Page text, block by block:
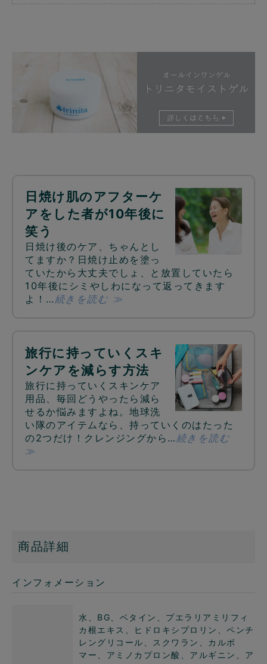
日焼け肌のアフターケ
アをした者が10年後に
笑う
日焼け後のケア、ちゃんとし
てますか？日焼け止めを塗っ
ていたから大丈夫でしょ、と放置していたら
10年後にシミやしわになって返ってきます
よ！…続きを読む ≫
旅行に持っていくスキ
ンケアを減らす方法
旅行に持っていくスキンケア
用品、毎回どうやったら減ら
せるか悩みますよね。地球洗
い隊のアイテムなら、持っていくのはたった
の2つだけ！クレンジングから… 続きを読む
≫
商品詳細
インフォメーション
水、BG、ベタイン、プエラリアミリフィ
カ根エキス、ヒドロキシプロリン、ペンチ
レングリコール、スクワラン、カルボ
マー、アミノカプロン酸、アルギニン、ア